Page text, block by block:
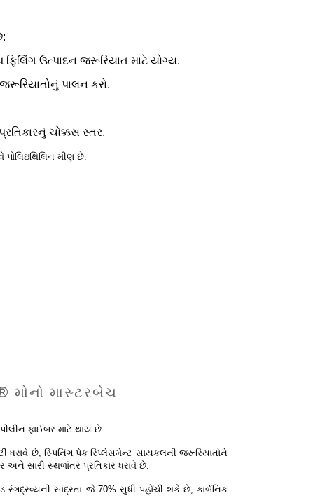
ઉત્પાદન જરૂરિયાત માટે યોગ્ય.
પાલન કરો.
ચોક્કસ સ્તર.
મીણ છે.
મોનો માસ્ટરબેચ
ફાઈબર માટે થાય છે.
ધરાવે છે, સ્પિનિંગ પેક રિપ્લેસમેન્ટ સાયકલની જરૂરિયાતોને
અને સારી સ્થળાંતર પ્રતિકાર ધરાવે છે.
રંગદ્રવ્યની સાંદ્રતા જે 70% સુધી પહોંચી શકે છે, કાર્બનિક